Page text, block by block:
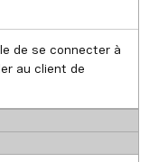
de se connecter à
au client de